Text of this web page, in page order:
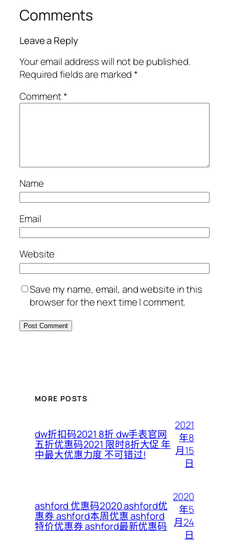
Comments
Leave a Reply
Your email address will not be published.
Required fields are marked*
Comment*
Name
Email
Website
Save my name, email, and website in this
browser for the next time I comment.
MORE POSTS
dw折扣码2021 8折 dw手表官网
五折优惠码2021 限时8折大促 年
中最大优惠力度 不可错过!
2021
年8
月15
日
ashford 优惠码2020 ashford优
惠券 ashford本周优惠 ashford
特价优惠券 ashford最新优惠码
2020
年5
月24
日